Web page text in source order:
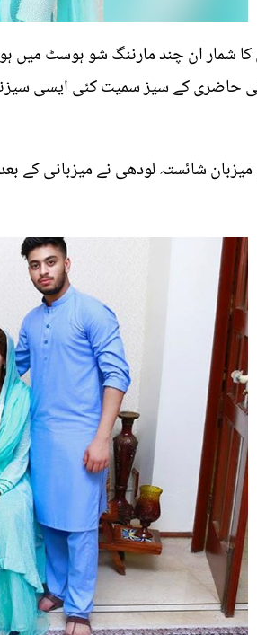
شمار ان چند مارننگ شو ہوسٹ میں
حاضری کے سیز سمیت کئی ایسی
شائستہ لودھی نے میزبانی کے